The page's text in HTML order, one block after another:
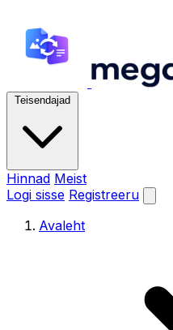
Teisendajad
Hinnad Meist
Logi sisse Registreeru
Avaleht